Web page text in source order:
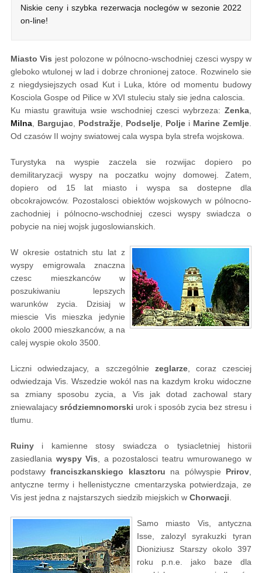
Niskie ceny i szybka rezerwacja noclegów w sezonie 2022
on-line!
Miasto Vis jest polozone w pólnocno-wschodniej czesci wyspy w
gleboko wtulonej w lad i dobrze chronionej zatoce. Rozwinelo sie
z niegdysiejszych osad Kut i Luka, które od momentu budowy
Kosciola Gospe od Pilice w XVI stuleciu staly sie jedna caloscia.
Ku miastu grawituja wsie wschodniej czesci wybrzeza: Zenka
Milna
Bargujac Podstražje Podselje Polje i Marine Zemlje
Od czasów II wojny swiatowej cala wyspa byla strefa wojskowa.
Turystyka na wyspie zaczela sie rozwijac dopiero po
demilitaryzacji wyspy na poczatku wojny domowej. Zatem,
dopiero od 15 lat miasto i wyspa sa dostepne dla
obcokrajowców. Pozostalosci obiektów wojskowych w pólnocno-
zachodniej i pólnocno-wschodniej czesci wyspy swiadcza o
pobycie na niej wojsk jugoslowianskich.
W okresie ostatnich stu lat z
wyspy emigrowala znaczna
czesc mieszkanców w
poszukiwaniu lepszych
warunków zycia. Dzisiaj w
miescie Vis mieszka jedynie
okolo 2000 mieszkanców, a na
calej wyspie okolo 3500.
Liczni odwiedzajacy, a szczególnie zeglarze, coraz czesciej
odwiedzaja Vis. Wszedzie wokól nas na kazdym kroku widoczne
sa zmiany sposobu zycia, a Vis jak dotad zachowal stary
zniewalajacy sródziemnomorski urok i sposób zycia bez stresu i
tlumu.
Ruiny i kamienne stosy swiadcza o tysiacletniej historii
zasiedlania wyspy Vis , a pozostalosci teatru wmurowanego w
podstawyfranciszkanskiego klasztoru na pólwyspie Prirov
antyczne termy i hellenistyczne cmentarzyska potwierdzaja, ze
Vis jest jedna z najstarszych siedzib miejskich w Chorwacji
Samo miasto Vis, antyczna
Isse, zalozyl syrakuzki tyran
Dioniziusz Starszy okolo 397
roku p.n.e. jako baze dla